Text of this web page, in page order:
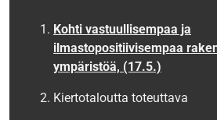
Kohti vastuullisempaa ja
ilmastopositiivisempaa
ympäristöä, (17.5.)
Kiertotaloutta toteuttava